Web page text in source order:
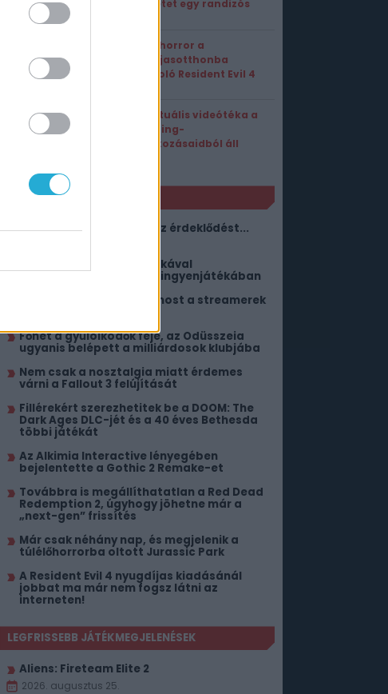
internetet egy randizós
Valódi horror a
nyugdíjasotthonba
kalauzoló Resident Evil 4
Ez a virtuális videótéka a
streaming-
feliratkozásaidból áll
AJÁNLÓ
A szerverek alig bírták az érdeklődést...
Pókember helyett Pókrókával
himbálózhattok az Epic ingyenjátékában
Az AI elveszi a munkát: most a streamerek
Főhet a gyűlölködők feje, az Odüsszeia
ugyanis belépett a milliárdosok klubjába
Nem csak a nosztalgia miatt érdemes
várni a Fallout 3 felújítását
Fillérekért szerezhetitek be a DOOM: The
Dark Ages DLC-jét és a 40 éves Bethesda
többi játékát
Az Alkimia Interactive lényegében
bejelentette a Gothic 2 Remake-et
Továbbra is megállíthatatlan a Red Dead
Redemption 2, úgyhogy jöhetne már a
„next-gen” frissítés
Már csak néhány nap, és megjelenik a
túlélőhorrorba oltott Jurassic Park
A Resident Evil 4 nyugdíjas kiadásánál
jobbat ma már nem fogsz látni az
interneten!
LEGFRISSEBB JÁTÉKMEGJELENÉSEK
Aliens: Fireteam Elite 2
2026. augusztus 25.